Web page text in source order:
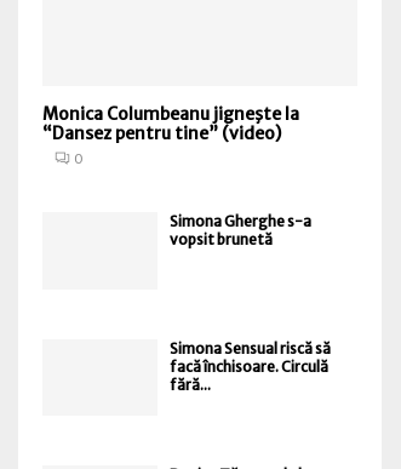
Monica Columbeanu jigneşte la
“Dansez pentru tine” (video)
0
Simona Gherghe s-a
vopsit brunetă
Simona Sensual riscă să
facă închisoare. Circulă
fără...